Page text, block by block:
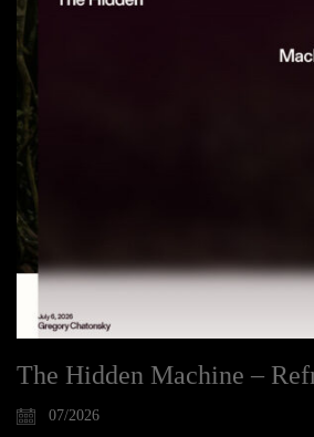
The Hidden Machine –
07/2026